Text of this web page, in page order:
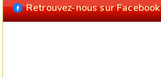
Retrouvez-nous sur Facebook